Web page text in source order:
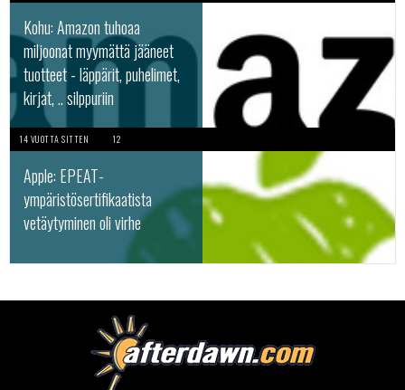
Kohu: Amazon tuhoaa
miljoonat myymättä jääneet
tuotteet - läppärit, puhelimet,
kirjat, .. silppuriin
14 VUOTTA SITTEN 12
Apple: EPEAT-
ympäristösertifikaatista
vetäytyminen oli virhe